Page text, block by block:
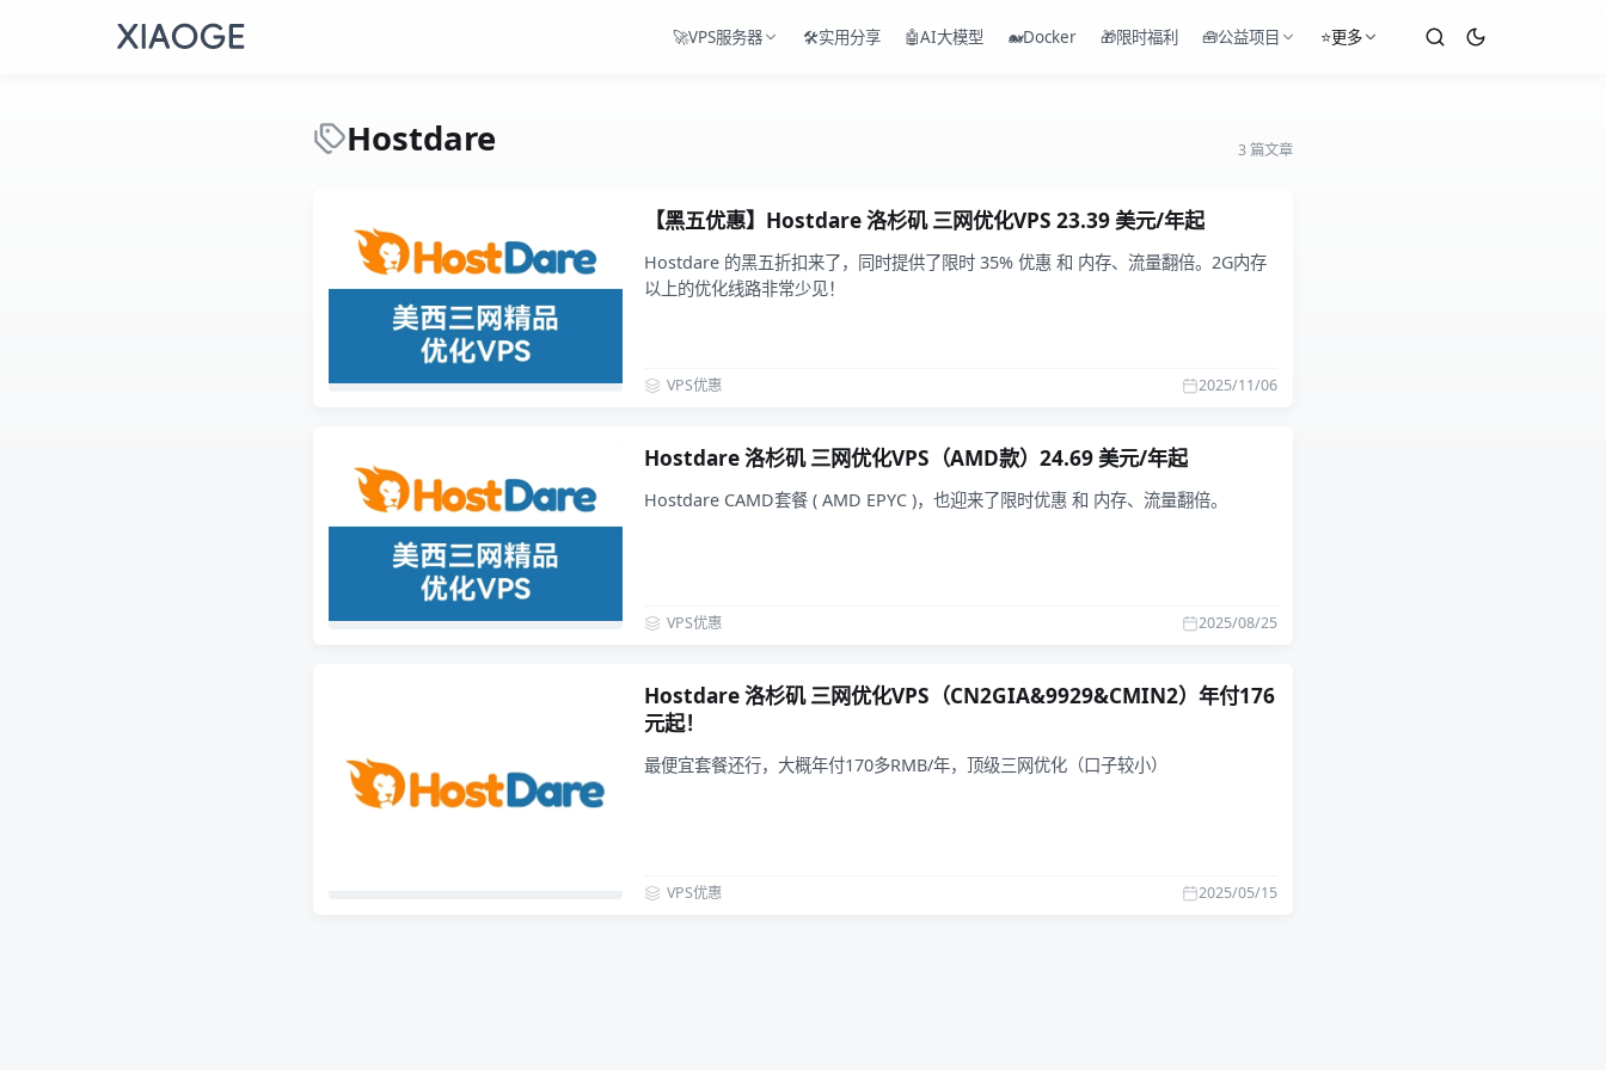
🚀VPS服务器 🛠️实用分享 🤖AI大模型 🐋Docker 🎁限时福利 🧰公益项目 ⭐更多
Hostdare 3 篇文章
【黑五优惠】Hostdare 洛杉矶 三网优化VPS 23.39 美元/年起
Hostdare 的黑五折扣来了，同时提供了限时 35% 优惠 和 内存、流量翻倍。2G内存
以上的优化线路非常少见！
2025/11/06
VPS优惠
Hostdare 洛杉矶 三网优化VPS（AMD款）24.69 美元/年起
Hostdare CAMD套餐 ( AMD EPYC )，也迎来了限时优惠 和 内存、流量翻倍。
2025/08/25
VPS优惠
Hostdare 洛杉矶 三网优化VPS（CN2GIA&9929&CMIN2）年付176
元起！
最便宜套餐还行，大概年付170多RMB/年，顶级三网优化（口子较小）
2025/05/15
VPS优惠